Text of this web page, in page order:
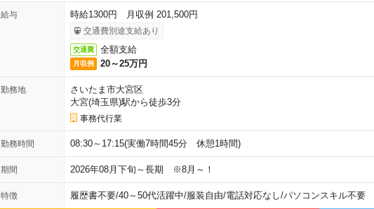
給与 時給1300円 月収例 201,500円
交通費別途支給あり
交通費 全額支給
月収例 20～25万円
勤務地
さいたま市大宮区
大宮(埼玉県)駅から徒歩3分
事務代行業
勤務時間 08:30～17:15(実働7時間45分 休憩1時間)
期間 2026年08月下旬～長期 ※8月～！
特徴 履歴書不要/40～50代活躍中/服装自由/電話対応なし/パソコンスキル不要